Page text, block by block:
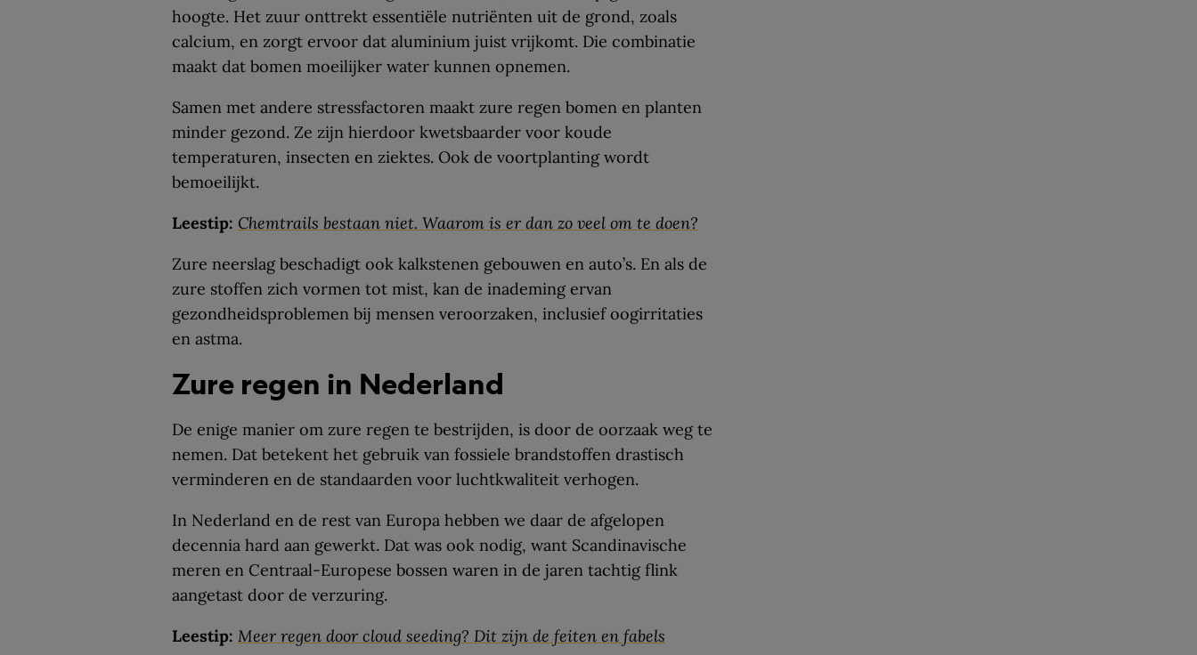
hoogte. Het zuur onttrekt essentiële nutriënten uit de grond, zoals
calcium, en zorgt ervoor dat aluminium juist vrijkomt. Die combinatie
maakt dat bomen moeilijker water kunnen opnemen.
Samen met andere stressfactoren maakt zure regen bomen en planten
minder gezond. Ze zijn hierdoor kwetsbaarder voor koude
temperaturen, insecten en ziektes. Ook de voortplanting wordt
bemoeilijkt.
Leestip: Chemtrails bestaan niet. Waarom is er dan zo veel om te doen?
Zure neerslag beschadigt ook kalkstenen gebouwen en auto’s. En als de
zure stoffen zich vormen tot mist, kan de inademing ervan
gezondheidsproblemen bij mensen veroorzaken, inclusief oogirritaties
en astma.
Zure regen in Nederland
De enige manier om zure regen te bestrijden, is door de oorzaak weg te
nemen. Dat betekent het gebruik van fossiele brandstoffen drastisch
verminderen en de standaarden voor luchtkwaliteit verhogen.
In Nederland en de rest van Europa hebben we daar de afgelopen
decennia hard aan gewerkt. Dat was ook nodig, want Scandinavische
meren en Centraal-Europese bossen waren in de jaren tachtig flink
aangetast door de verzuring.
Leestip: Meer regen door cloud seeding? Dit zijn de feiten en fabels